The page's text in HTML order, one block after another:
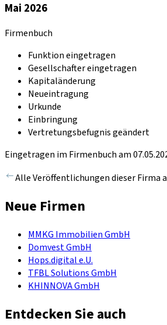
Mai 2026
Firmenbuch
Funktion eingetragen
Gesellschafter eingetragen
Kapitaländerung
Neueintragung
Urkunde
Einbringung
Vertretungsbefugnis geändert
Eingetragen im Firmenbuch am
Alle Veröffentlichungen dieser Firma
Neue Firmen
MMKG Immobilien GmbH
Domvest GmbH
Hops.digital e.U.
TFBL Solutions GmbH
KHINNOVA GmbH
Entdecken Sie auch